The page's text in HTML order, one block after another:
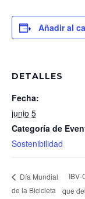
Añadir al
DETALLES
Fecha:
junio 5
Categoría de
Sostenibilidad
Día Mundial
de la Bicicleta
IBV-
que